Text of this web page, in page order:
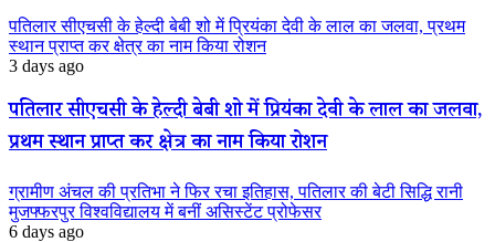
पतिलार सीएचसी के हेल्दी बेबी शो में प्रियंका देवी के लाल का जलवा, प्रथम
स्थान प्राप्त कर क्षेत्र का नाम किया रोशन
3 days ago
पतिलार सीएचसी के हेल्दी बेबी शो में प्रियंका देवी के लाल का जलवा,
प्रथम स्थान प्राप्त कर क्षेत्र का नाम किया रोशन
ग्रामीण अंचल की प्रतिभा ने फिर रचा इतिहास, पतिलार की बेटी सिद्धि रानी
मुजफ्फरपुर विश्वविद्यालय में बनीं असिस्टेंट प्रोफेसर
6 days ago